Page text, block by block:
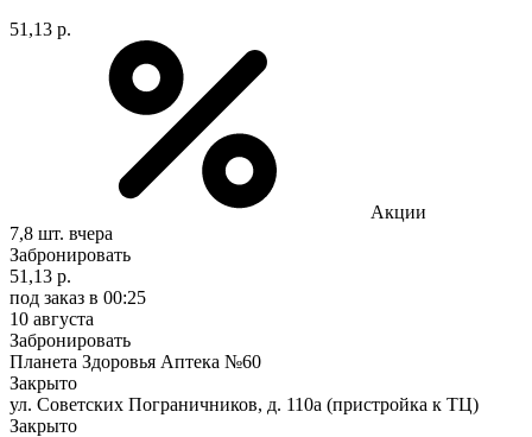
51,13 р.
Акции
7,8 шт. вчера
Забронировать
51,13 р.
под заказ в 00:25
10 августа
Забронировать
Планета Здоровья Аптека №60
Закрыто
ул. Советских Пограничников, д. 110а (пристройка к ТЦ)
Закрыто